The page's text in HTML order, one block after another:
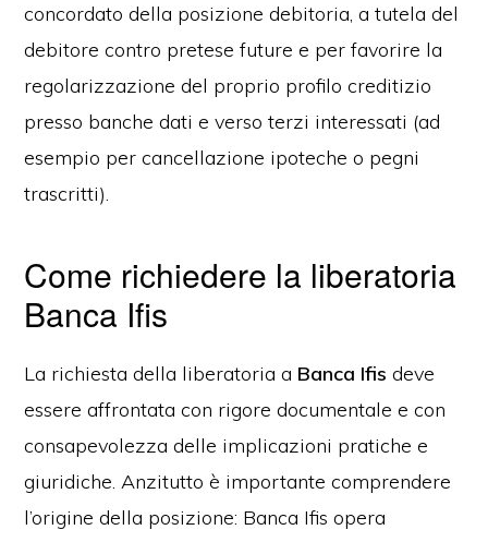
concordato della posizione debitoria, a tutela del
debitore contro pretese future e per favorire la
regolarizzazione del proprio profilo creditizio
presso banche dati e verso terzi interessati (ad
esempio per cancellazione ipoteche o pegni
trascritti).
Come richiedere la liberatoria
Banca Ifis
La richiesta della liberatoria a Banca Ifis deve
essere affrontata con rigore documentale e con
consapevolezza delle implicazioni pratiche e
giuridiche. Anzitutto è importante comprendere
l’origine della posizione: Banca Ifis opera